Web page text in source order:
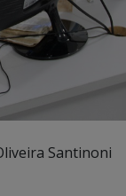
Santinoni